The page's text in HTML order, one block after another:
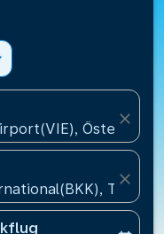
Österreich
close
close